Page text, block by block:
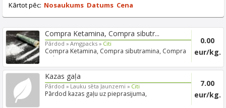
Kārtot pēc: Nosaukums Datums Cena
Compra Ketamina, Compra sibutr...
Pārdod » Amgpacks » Citi
Compra Ketamina, Compra sibutramina, Compra
mdma, Compra coc...
0.00
eur/kg.
Kazas gaļa
Pārdod » Lauku sēta Jaunzemi » Citi
Pārdod kazas gaļu uz pieprasijuma,
7.00
eur/kg.